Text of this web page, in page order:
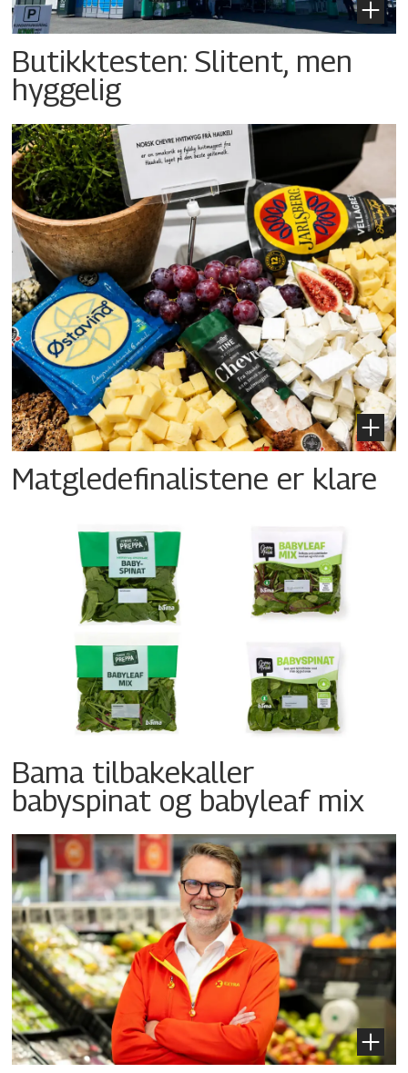
Butikktesten: Slitent, men
hyggelig
Matgledefinalistene er klare
Bama tilbakekaller
babyspinat og babyleaf mix